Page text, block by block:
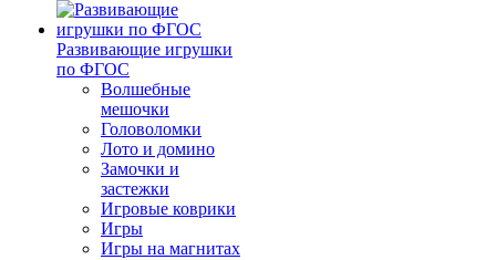
Развивающие игрушки
по ФГОС
Волшебные
мешочки
Головоломки
Лото и домино
Замочки и
застежки
Игровые коврики
Игры
Игры на магнитах